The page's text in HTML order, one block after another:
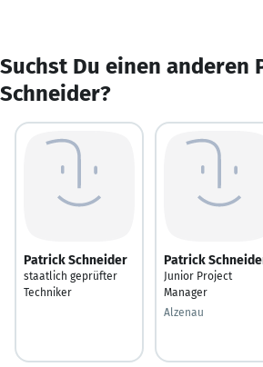
Suchst Du einen anderen
Schneider?
Patrick Schneider
staatlich geprüfter
Techniker
Patrick
Junior Project
Manager
Alzenau